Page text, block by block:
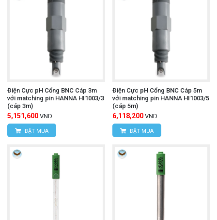
Điện Cực pH Cổng BNC Cáp 3m
với matching pin HANNA HI1003/3
(cáp 3m)
5,151,600 VND
ĐẶT MUA
Điện Cực pH Cổng BNC Cáp 5m
với matching pin HANNA HI1003/5
(cáp 5m)
6,118,200 VND
ĐẶT MUA